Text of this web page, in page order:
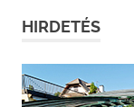
HIRDETÉS